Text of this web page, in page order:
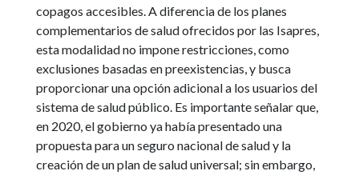
copagos accesibles. A diferencia de los planes
complementarios de salud ofrecidos por las Isapres,
esta modalidad no impone restricciones, como
exclusiones basadas en preexistencias, y busca
proporcionar una opción adicional a los usuarios del
sistema de salud público. Es importante señalar que,
en 2020, el gobierno ya había presentado una
propuesta para un seguro nacional de salud y la
creación de un plan de salud universal; sin embargo,